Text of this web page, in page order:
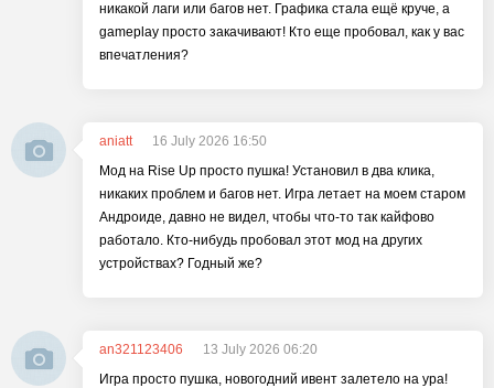
никакой лаги или багов нет. Графика стала ещё круче, а
gameplay просто закачивают! Кто еще пробовал, как у вас
впечатления?
aniatt
16 July 2026 16:50
Мод на Rise Up просто пушка! Установил в два клика,
никаких проблем и багов нет. Игра летает на моем старом
Андроиде, давно не видел, чтобы что-то так кайфово
работало. Кто-нибудь пробовал этот мод на других
устройствах? Годный же?
an321123406
13 July 2026 06:20
Игра просто пушка, новогодний ивент залетело на ура!